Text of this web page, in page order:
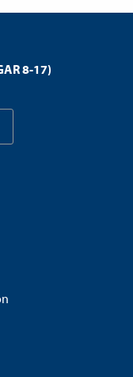
8-17)